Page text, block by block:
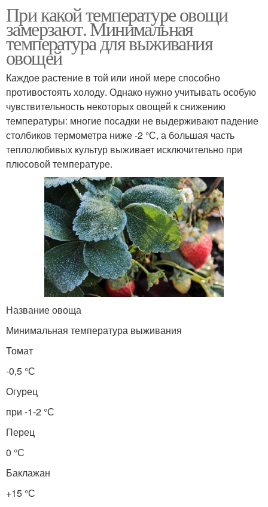
При какой температуре овощи
замерзают. Минимальная
температура для выживания
овощей
Каждое растение в той или иной мере способно
противостоять холоду. Однако нужно учитывать особую
чувствительность некоторых овощей к снижению
температуры: многие посадки не выдерживают падение
столбиков термометра ниже -2 °С, а большая часть
теплолюбивых культур выживает исключительно при
плюсовой температуре.
Название овоща
Минимальная температура выживания
Томат
-0,5 °С
Огурец
при -1-2 °С
Перец
0 °С
Баклажан
+15 °С